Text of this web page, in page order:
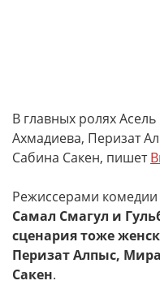
В главных ролях
Ахмадиева, Перизат
Сабина Сакен, пишет
Режиссерами
Самал Смагул и
сценария тоже
Перизат Алпыс,
Сакен.